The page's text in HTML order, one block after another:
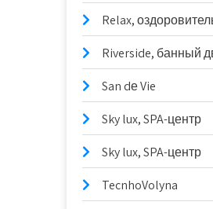
Relax,
Riverside, банный
San dе Vie
Sky lux, SPA-центр
Sky lux, SPA-центр
TecnhoVolyna